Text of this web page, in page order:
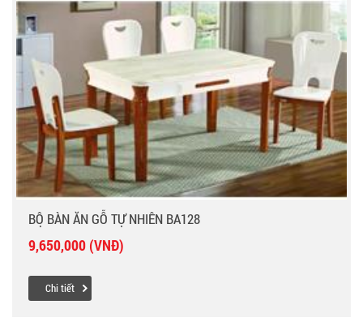
BỘ BÀN ĂN GỖ TỰ NHIÊN BA128
9,650,000 (VNĐ)
Chi tiết